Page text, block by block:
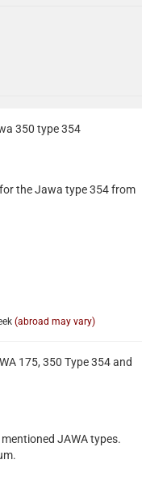
350 type 354
the Jawa type 354 from
(abroad may vary)
175, 350 Type 354 and
JAWA types.